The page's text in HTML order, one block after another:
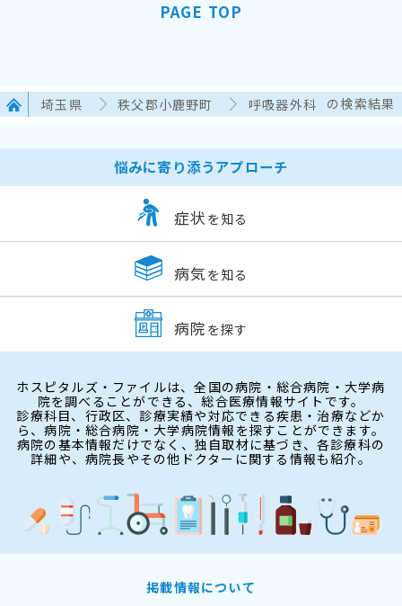
PAGE TOP
埼玉県 秩父郡小鹿野町 呼吸器外科 の検索結果
悩みに寄り添うアプローチ
症状 を知る
病気 を知る
病院 を探す
ホスピタルズ・ファイルは、全国の病院・総合病院・大学病
院を調べることができる、総合医療情報サイトです。
診療科目、行政区、診療実績や対応できる疾患・治療などか
ら、病院・総合病院・大学病院情報を探すことができます。
病院の基本情報だけでなく、独自取材に基づき、各診療科の
詳細や、病院長やその他ドクターに関する情報も紹介。
掲載情報について